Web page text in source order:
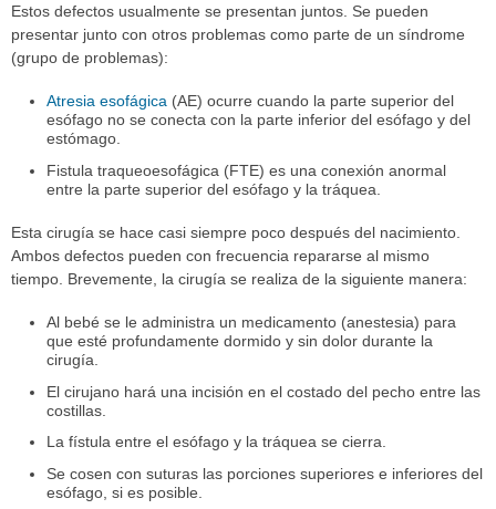
Estos defectos usualmente se presentan juntos. Se pueden
presentar junto con otros problemas como parte de un síndrome
(grupo de problemas):
Atresia esofágica (AE) ocurre cuando la parte superior del
esófago no se conecta con la parte inferior del esófago y del
estómago.
Fistula traqueoesofágica (FTE) es una conexión anormal
entre la parte superior del esófago y la tráquea.
Esta cirugía se hace casi siempre poco después del nacimiento.
Ambos defectos pueden con frecuencia repararse al mismo
tiempo. Brevemente, la cirugía se realiza de la siguiente manera:
Al bebé se le administra un medicamento (anestesia) para
que esté profundamente dormido y sin dolor durante la
cirugía.
El cirujano hará una incisión en el costado del pecho entre las
costillas.
La fístula entre el esófago y la tráquea se cierra.
Se cosen con suturas las porciones superiores e inferiores del
esófago, si es posible.